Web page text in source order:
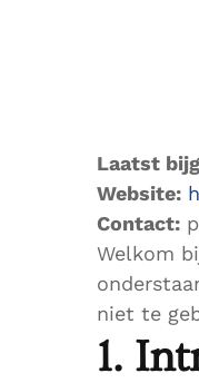
Laatst
Website:
Contact:
Welkom
niet te
1.